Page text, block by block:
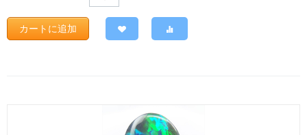
カートに追加